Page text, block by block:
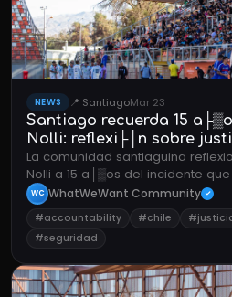
NEWS 📍 SantiagoMar 23
Santiago recuerda 15
Nolli: reflexi├│n sobre
La comunidad santiaguina
Nolli a 15 a├▒os del incidente
sobre procedimientos policiales
ciudad.
WC WhatWeWant Community ✓
#accountability #chile
#seguridad